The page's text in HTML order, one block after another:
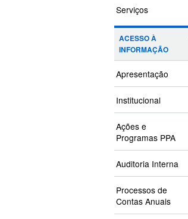
Serviços
ACESSO À
INFORMAÇÃO
Apresentação
Institucional
Ações e
Programas PPA
Auditoria Interna
Processos de
Contas Anuais